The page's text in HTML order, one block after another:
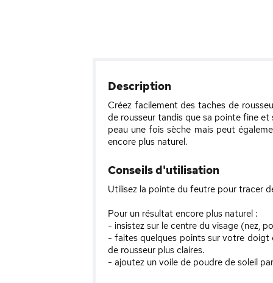
Description
Créez facilement des taches de
de rousseur tandis que sa pointe fine
peau une fois sèche mais peut
encore plus naturel.
Conseils d'utilisation
Utilisez la pointe du feutre pour tracer
Pour un résultat encore plus naturel :
- insistez sur le centre du visage (nez,
- faites quelques points sur votre
de rousseur plus claires.
- ajoutez un voile de poudre de soleil